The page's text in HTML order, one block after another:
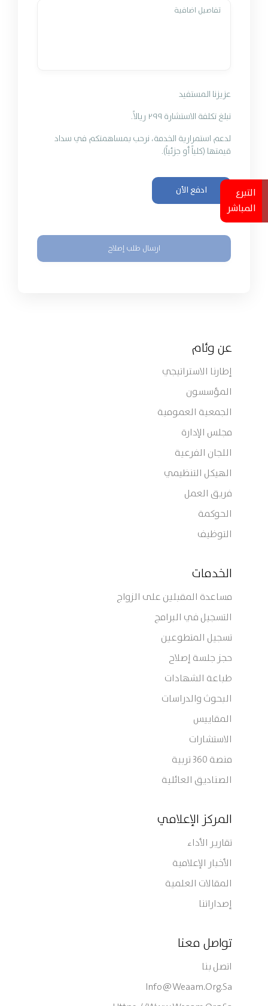
عزيزنا المستفيد
تبلغ تكلفة الاستشارة ٢٩٩ ريالاً.
لدعم استمرارية الخدمة، نرحب بمساهمتكم في سداد
قيمتها (كلياً أو جزئياً).
ادفع الأن
عن وئام
إطارنا الاستراتيجي
المؤسسون
الجمعية العمومية
مجلس الإدارة
اللجان الفرعية
الهيكل التنظيمي
فريق العمل
الحوكمة
التوظيف
الخدمات
مساعدة المقبلين على الزواج
التسجيل في البرامج
تسجيل المتطوعين
حجز جلسة إصلاح
طباعة الشهادات
البحوث والدراسات
المقاييس
الاستشارات
منصة 360 تربية
الصناديق العائلية
المركز الإعلامي
تقارير الأداء
الأخبار الإعلامية
المقالات العلمية
إصداراتنا
تواصل معنا
اتصل بنا
Info@weaam.org.sa
التبرع
المباشر